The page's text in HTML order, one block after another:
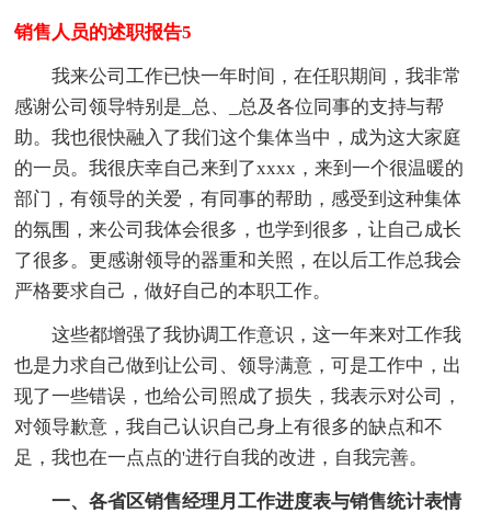
销售人员的述职报告5
我来公司工作已快一年时间，在任职期间，我非常
感谢公司领导特别是_总、_总及各位同事的支持与帮
助。我也很快融入了我们这个集体当中，成为这大家庭
的一员。我很庆幸自己来到了xxxx，来到一个很温暖的
部门，有领导的关爱，有同事的帮助，感受到这种集体
的氛围，来公司我体会很多，也学到很多，让自己成长
了很多。更感谢领导的器重和关照，在以后工作总我会
严格要求自己，做好自己的本职工作。
这些都增强了我协调工作意识，这一年来对工作我
也是力求自己做到让公司、领导满意，可是工作中，出
现了一些错误，也给公司照成了损失，我表示对公司，
对领导歉意，我自己认识自己身上有很多的缺点和不
足，我也在一点点的'进行自我的改进，自我完善。
一、各省区销售经理月工作进度表与销售统计表情